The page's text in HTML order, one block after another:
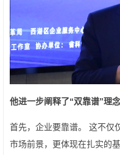
他进一步阐释了“双靠谱”理
首先，企业要靠谱。 这不仅
市场前景，更体现在扎实的